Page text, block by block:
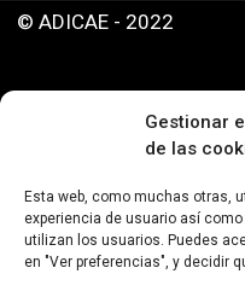
Gestionar
de las
Esta web, como muchas otras,
experiencia de usuario así
utilizan los usuarios. Puedes
en "Ver preferencias", y decidir
© ADICAE - 2022